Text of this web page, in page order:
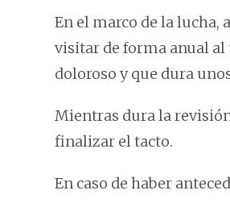
En el marco de la lucha,
visitar de forma anual al
doloroso y que dura
Mientras dura la
finalizar el tacto.
En caso de haber